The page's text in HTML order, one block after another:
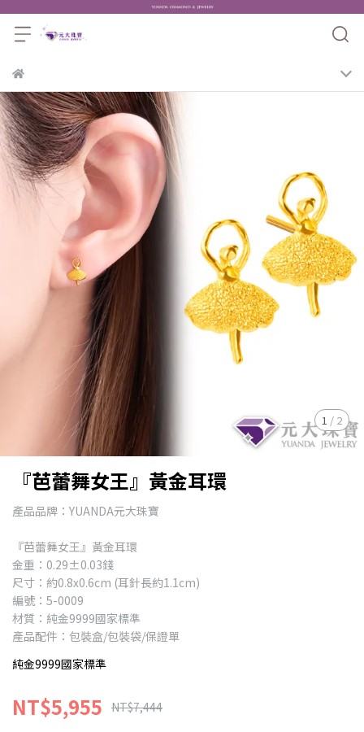
1 / 2
『芭蕾舞女王』黃金耳環
產品品牌：YUANDA元大珠寶
『芭蕾舞女王』黃金耳環
金重：0.29±0.03錢
尺寸：約0.8x0.6cm (耳針長約1.1cm)
編號：5-0009
材質：純金9999國家標準
產品配件：包裝盒/包裝袋/保證單
純金9999國家標準
NT$5,955 NT$7,444